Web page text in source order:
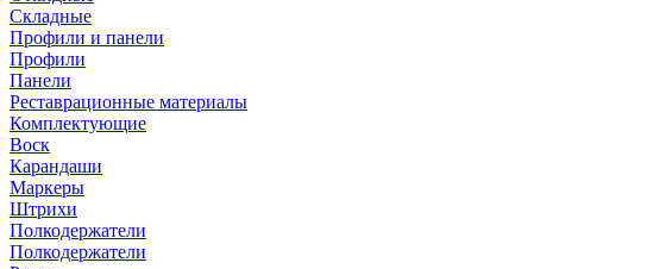
Складные
Профили и панели
Профили
Панели
Реставрационные материалы
Комплектующие
Воск
Карандаши
Маркеры
Штрихи
Полкодержатели
Полкодержатели